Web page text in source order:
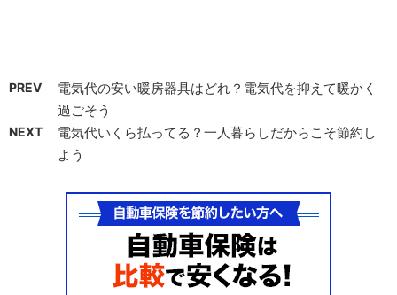
PREV
電気代の安い暖房器具はどれ？電気代を抑えて暖かく
過ごそう
NEXT
電気代いくら払ってる？一人暮らしだからこそ節約し
よう